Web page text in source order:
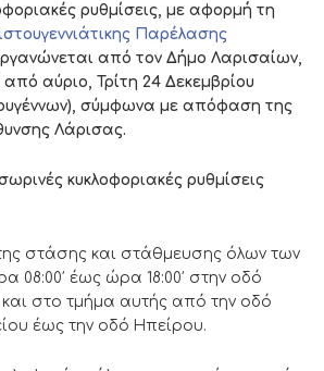
ρυθμίσεις, με αφορμή τη
Παρέλασης
από τον Δήμο Λαρισαίων,
αύριο, Τρίτη 24 Δεκεμβρίου
σύμφωνα με απόφαση της
Λάρισας.
κυκλοφοριακές ρυθμίσεις
στάσης και στάθμευσης όλων των
08:00′ έως ώρα 18:00′ στην οδό
στο τμήμα αυτής από την οδό
έως την οδό Ηπείρου.